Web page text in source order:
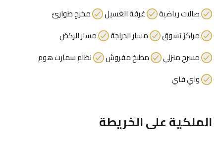
صالات رياضية
غرفة الغسيل
مخرج طوارئ
مراكز تسوق
مسار الدراجة
مسار الركض
مسرح منزلي
مطبخ مفروش
نظام سمارت هوم
واي فاي
الملكية على الخريطة